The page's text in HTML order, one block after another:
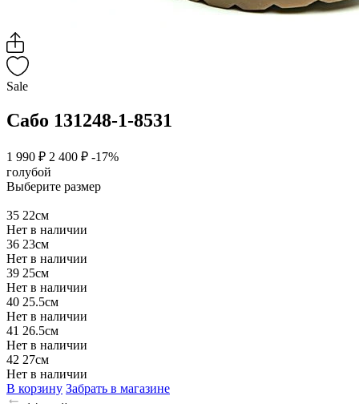
Sale
Сабо 131248-1-8531
1 990 ₽ 2 400 ₽ -17%
голубой
Выберите размер
35 22см
Нет в наличии
36 23см
Нет в наличии
39 25см
Нет в наличии
40 25.5см
Нет в наличии
41 26.5см
Нет в наличии
42 27см
Нет в наличии
В корзину Забрать в магазине